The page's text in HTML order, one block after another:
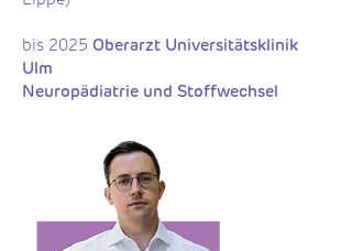
bis 2025 Oberarzt Universitätsklinik
Ulm
Neuropädiatrie und Stoffwechsel